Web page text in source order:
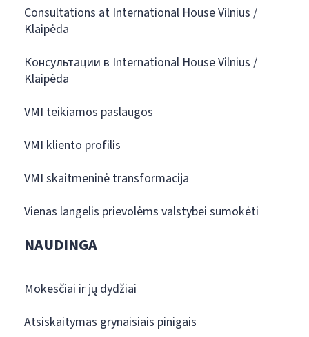
Consultations at International House Vilnius /
Klaipėda
Консультации в International House Vilnius /
Klaipėda
VMI teikiamos paslaugos
VMI kliento profilis
VMI skaitmeninė transformacija
Vienas langelis prievolėms valstybei sumokėti
NAUDINGA
Mokesčiai ir jų dydžiai
Atsiskaitymas grynaisiais pinigais